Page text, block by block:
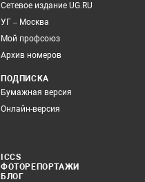
Сетевое издание UG.RU
УГ – Москва
Мой профсоюз
Архив номеров
ПОДПИСКА
Бумажная версия
Онлайн-версия
ICCS
ФОТОРЕПОРТАЖИ
БЛОГ